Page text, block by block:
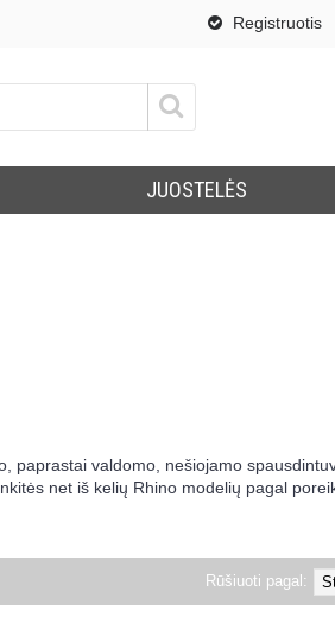
Registruotis
JUOSTELĖS
paprastai valdomo, nešiojamo
net iš kelių Rhino modelių pagal
Rūšiuoti pagal: